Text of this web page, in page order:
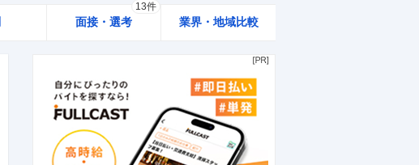
面接・選考
13件
業界・地域比較